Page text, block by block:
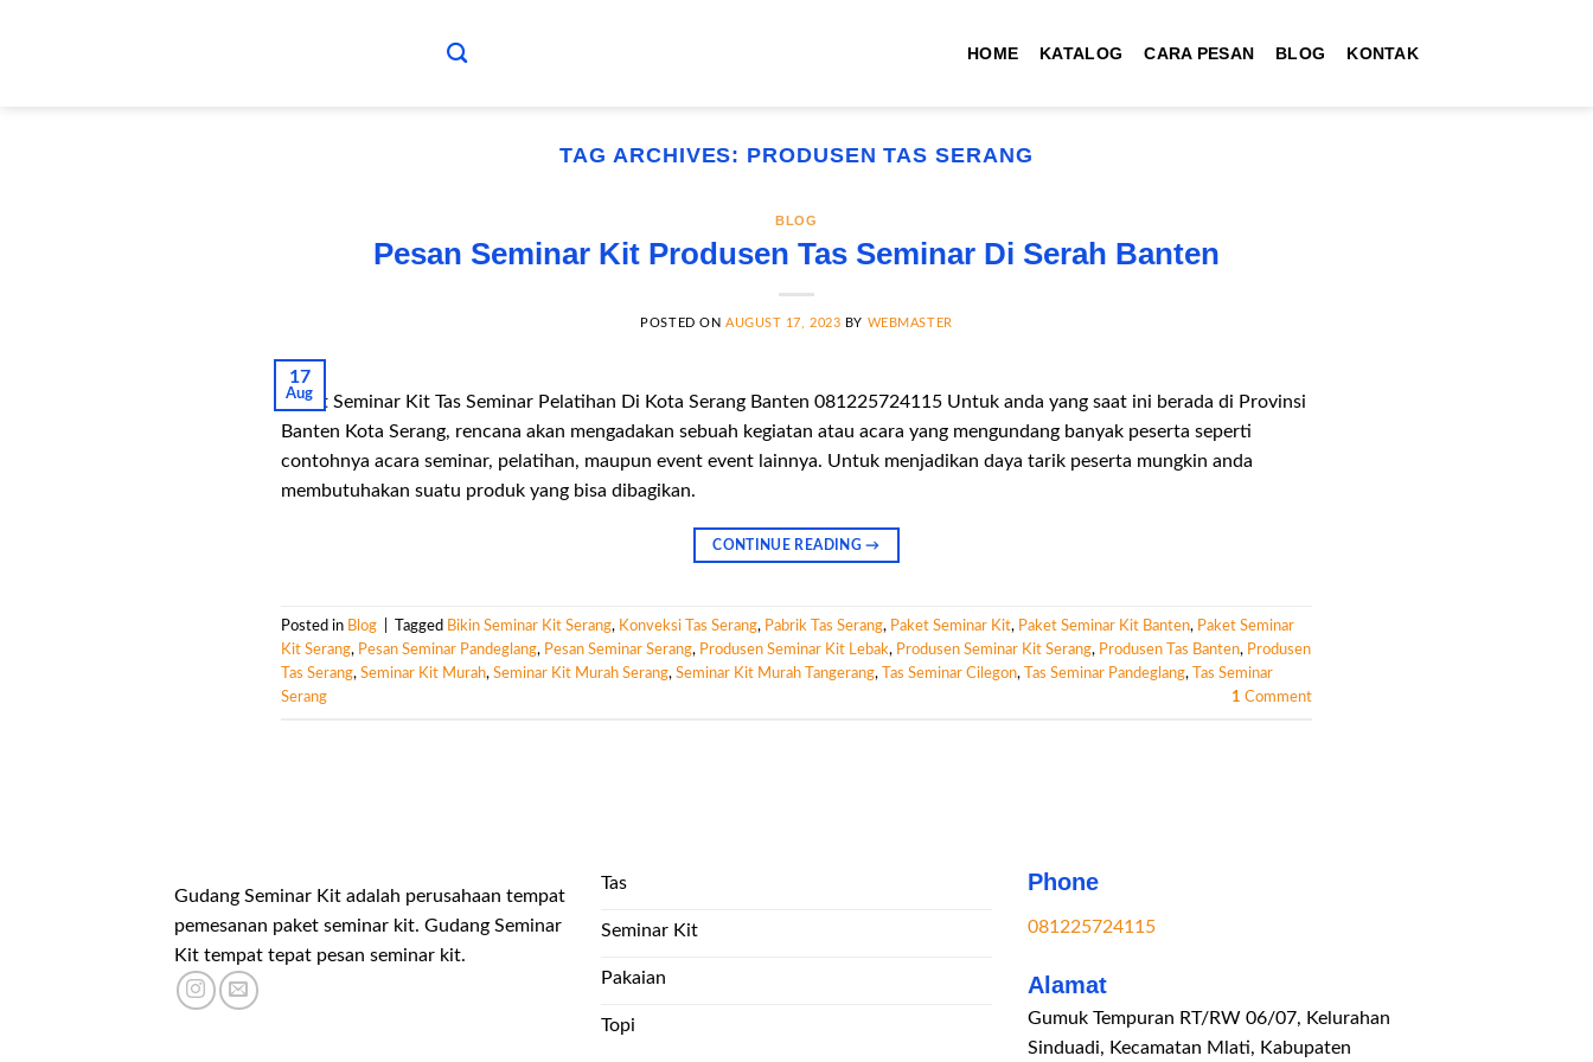
HOME KATALOG CARA PESAN BLOG KONTAK
TAG ARCHIVES: PRODUSEN TAS SERANG
BLOG
Pesan Seminar Kit Produsen Tas Seminar Di Serah Banten
POSTED ON AUGUST 17, 2023 BY WEBMASTER
17
Aug
Paket Seminar Kit Tas Seminar Pelatihan Di Kota Serang Banten 081225724115 Untuk anda yang saat ini berada di Provinsi
Banten Kota Serang, rencana akan mengadakan sebuah kegiatan atau acara yang mengundang banyak peserta seperti
contohnya acara seminar, pelatihan, maupun event event lainnya. Untuk menjadikan daya tarik peserta mungkin anda
membutuhakan suatu produk yang bisa dibagikan.
CONTINUE READING→
Posted in Blog Tagged Bikin Seminar Kit Serang, Konveksi Tas Serang, Pabrik Tas Serang, Paket Seminar Kit, Paket Seminar Kit Banten, Paket Seminar
Kit Serang, Pesan Seminar Pandeglang, Pesan Seminar Serang, Produsen Seminar Kit Lebak, Produsen Seminar Kit Serang, Produsen Tas Banten, Produsen
Tas Serang, Seminar Kit Murah, Seminar Kit Murah Serang, Seminar Kit Murah Tangerang, Tas Seminar Cilegon, Tas Seminar Pandeglang,
Tas Seminar
Serang
1 Comment
Gudang Seminar Kit adalah perusahaan tempat
pemesanan paket seminar kit. Gudang Seminar
Kit tempat tepat pesan seminar kit.
Tas
Seminar Kit
Pakaian
Topi
Phone
081225724115
Alamat
Gumuk Tempuran RT/RW 06/07, Kelurahan
Sinduadi, Kecamatan Mlati, Kabupaten